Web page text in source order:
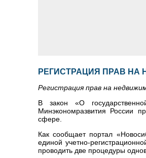
РЕГИСТРАЦИЯ ПРАВ НА
Регистрация прав на
В закон «О
Минэкономразвития России
сфере.
Как сообщает портал
единой учетно-
проводить две процедуры